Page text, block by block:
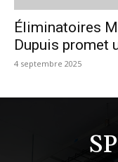
Éliminatoires
Dupuis promet
4 septembre 2025